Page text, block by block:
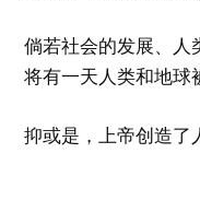
倘若社会的发展、人
将有一天人类和地球
抑或是，上帝创造了